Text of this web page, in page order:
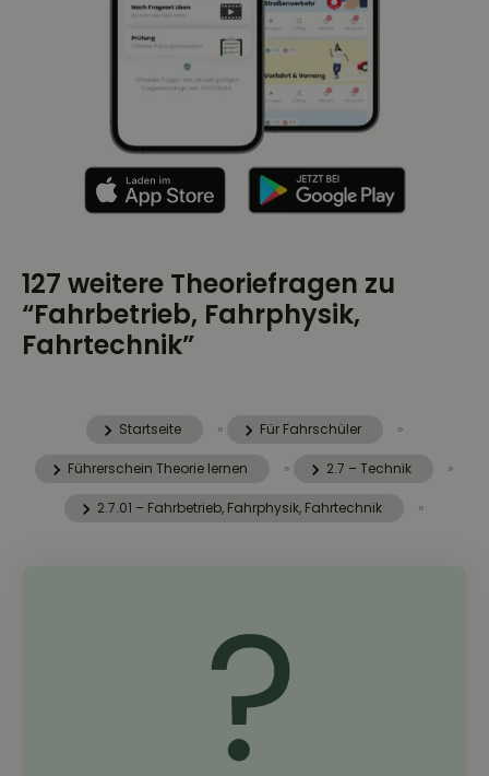
127 weitere Theoriefragen zu
“Fahrbetrieb, Fahrphysik,
Fahrtechnik”
Startseite » Für Fahrschüler »
Führerschein Theorie lernen » 2.7 – Technik »
2.7.01 – Fahrbetrieb, Fahrphysik, Fahrtechnik »